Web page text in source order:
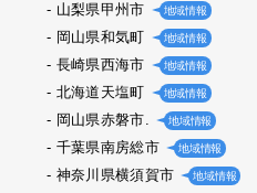
山梨県甲州市 地域情報
岡山県和気町 地域情報
長崎県西海市 地域情報
北海道天塩町 地域情報
岡山県赤磐市. 地域情報
千葉県南房総市 地域情報
神奈川県横須賀市 地域情報